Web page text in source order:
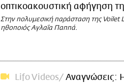
oπτικοακουστική αφήγηση
Στην πολυμεσική παράσταση της Voilet
ηθοποιός Αγλαΐα Παππά.
Lifo Videos
Αναγνώσεις: